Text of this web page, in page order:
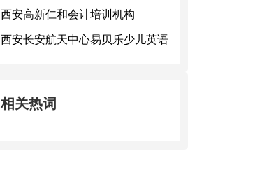
西安高新仁和会计培训机构
西安长安航天中心易贝乐少儿英语
相关热词